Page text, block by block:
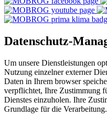
Datenschutz-
Um unsere Dienstleistungen
Nutzung einzelner externer
Daten in Ihrem browser
verpflichtet, Ihre Zustimmung
Dienstes einzuholen. Ihre
Grundlage für die Verarbeitung.